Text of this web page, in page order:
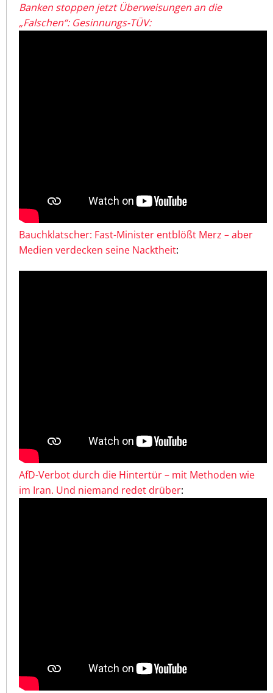
Banken stoppen jetzt Überweisungen an die
„Falschen“: Gesinnungs-TÜV:
Bauchklatscher: Fast-Minister entblößt Merz – aber
Medien verdecken seine Nacktheit:
AfD-Verbot durch die Hintertür – mit Methoden wie
im Iran. Und niemand redet drüber: